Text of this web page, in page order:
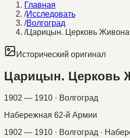
Главная
/Исследовать
/Волгоград
/Царицын. Церковь
Исторический оригинал
Царицын. Церковь
1902 — 1910 · Волгоград
Набережная 62-й Армии
1902 — 1910 · Волгоград ·